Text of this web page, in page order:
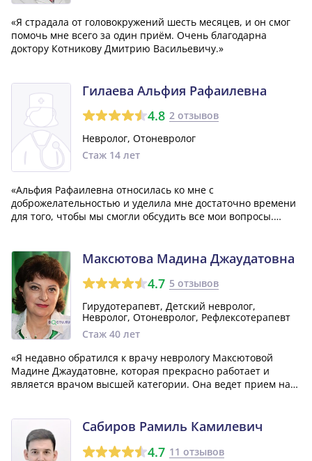
«Я страдала от головокружений шесть месяцев, и он смог
помочь мне всего за один приём. Очень благодарна
доктору Котникову Дмитрию Васильевичу.»
Гилаева Альфия Рафаилевна
4.8 2 отзывов
Невролог, Отоневролог
Стаж 14 лет
«Альфия Рафаилевна относилась ко мне с
доброжелательностью и уделила мне достаточно времени
для того, чтобы мы смогли обсудить все мои вопросы.
Максютова Мадина Джаудатовна
4.7 5 отзывов
Гирудотерапевт, Детский невролог,
Невролог, Отоневролог, Рефлексотерапевт
Стаж 40 лет
«Я недавно обратился к врачу неврологу Максютовой
Мадине Джаудатовне, которая прекрасно работает и
является врачом высшей категории. Она ведет прием на
специалиста другим пациентам.»
Сабиров Рамиль Камилевич
4.7 11 отзывов